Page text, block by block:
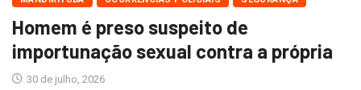
Homem é preso suspeito de
importunação sexual contra a própria
30 de julho, 2026